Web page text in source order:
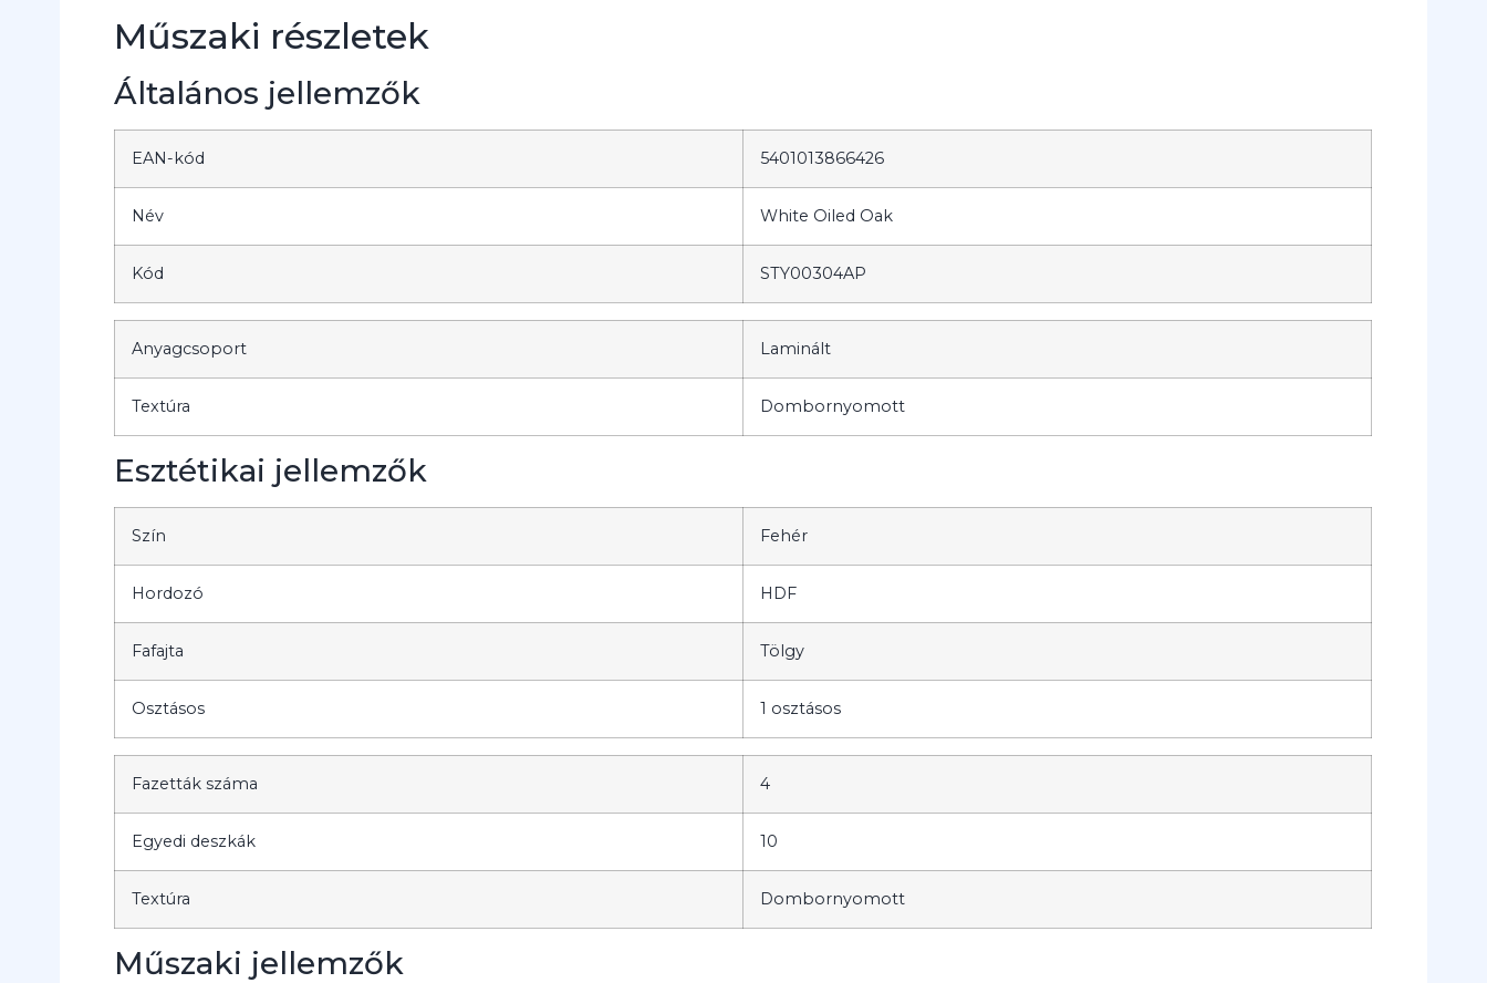
Műszaki részletek
Általános jellemzők
EAN-kód 5401013866426
Név White Oiled Oak
Kód STY00304AP
Anyagcsoport Laminált
Textúra Dombornyomott
Esztétikai jellemzők
Szín Fehér
Hordozó HDF
Fafajta Tölgy
Osztásos 1 osztásos
Fazetták száma 4
Egyedi deszkák 10
Textúra Dombornyomott
Műszaki jellemzők